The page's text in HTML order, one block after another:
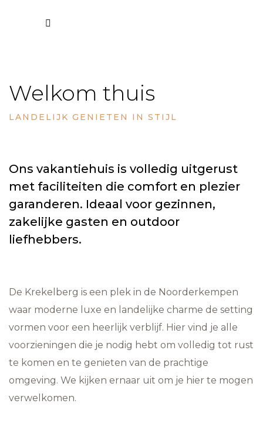
LANDELIJK GENIETEN IN STIJL
Welkom thuis
Ons vakantiehuis is volledig uitgerust
met faciliteiten die comfort en plezier
garanderen. Ideaal voor gezinnen,
zakelijke gasten en outdoor
liefhebbers.
De Krekelberg is een plek in de Noorderkempen
waar moderne luxe en landelijke charme de setting
vormen voor een heerlijk verblijf. Hier vind je alle
voorzieningen die je nodig hebt om volledig tot rust
te komen en te genieten van de prachtige
omgeving. We kijken ernaar uit om je hier te mogen
verwelkomen.